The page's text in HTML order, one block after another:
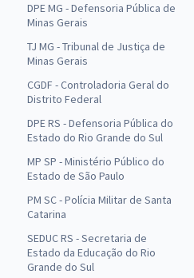
DPE MG - Defensoria Pública de
Minas Gerais
TJ MG - Tribunal de Justiça de
Minas Gerais
CGDF - Controladoria Geral do
Distrito Federal
DPE RS - Defensoria Pública do
Estado do Rio Grande do Sul
MP SP - Ministério Público do
Estado de São Paulo
PM SC - Polícia Militar de Santa
Catarina
SEDUC RS - Secretaria de
Estado da Educação do Rio
Grande do Sul